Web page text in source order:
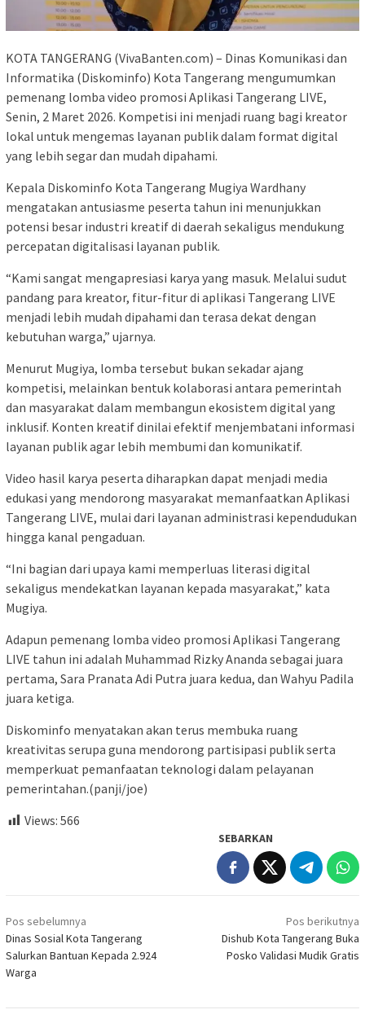
KOTA TANGERANG (VivaBanten.com) – Dinas Komunikasi dan
Informatika (Diskominfo) Kota Tangerang mengumumkan
pemenang lomba video promosi Aplikasi Tangerang LIVE,
Senin, 2 Maret 2026. Kompetisi ini menjadi ruang bagi kreator
lokal untuk mengemas layanan publik dalam format digital
yang lebih segar dan mudah dipahami.
Kepala Diskominfo Kota Tangerang Mugiya Wardhany
mengatakan antusiasme peserta tahun ini menunjukkan
potensi besar industri kreatif di daerah sekaligus mendukung
percepatan digitalisasi layanan publik.
“Kami sangat mengapresiasi karya yang masuk. Melalui sudut
pandang para kreator, fitur-fitur di aplikasi Tangerang LIVE
menjadi lebih mudah dipahami dan terasa dekat dengan
kebutuhan warga,” ujarnya.
Menurut Mugiya, lomba tersebut bukan sekadar ajang
kompetisi, melainkan bentuk kolaborasi antara pemerintah
dan masyarakat dalam membangun ekosistem digital yang
inklusif. Konten kreatif dinilai efektif menjembatani informasi
layanan publik agar lebih membumi dan komunikatif.
Video hasil karya peserta diharapkan dapat menjadi media
edukasi yang mendorong masyarakat memanfaatkan Aplikasi
Tangerang LIVE, mulai dari layanan administrasi kependudukan
hingga kanal pengaduan.
“Ini bagian dari upaya kami memperluas literasi digital
sekaligus mendekatkan layanan kepada masyarakat,” kata
Mugiya.
Adapun pemenang lomba video promosi Aplikasi Tangerang
LIVE tahun ini adalah Muhammad Rizky Ananda sebagai juara
pertama, Sara Pranata Adi Putra juara kedua, dan Wahyu Padila
juara ketiga.
Diskominfo menyatakan akan terus membuka ruang
kreativitas serupa guna mendorong partisipasi publik serta
memperkuat pemanfaatan teknologi dalam pelayanan
pemerintahan.(panji/joe)
Views: 566
SEBARKAN
Navigasi
pos
Pos sebelumnya
Dinas Sosial Kota Tangerang
Salurkan Bantuan Kepada 2.924
Warga
Pos berikutnya
Dishub Kota Tangerang Buka
Posko Validasi Mudik Gratis